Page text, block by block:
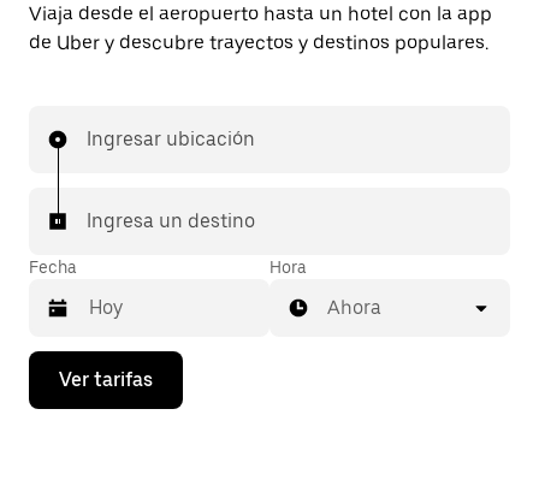
Viaja desde el aeropuerto hasta un hotel con la app
de Uber y descubre trayectos y destinos populares.
Ingresar ubicación
Ingresa un destino
Fecha
Presiona
flecha
Hora
Ahora
Ver tarifas